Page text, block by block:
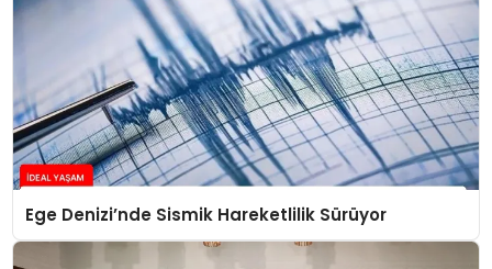
Ege Denizi’nde Sismik Hareketlilik Sürüyor